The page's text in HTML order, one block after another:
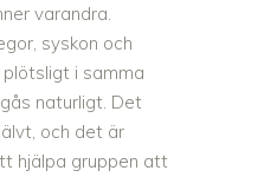
varandra.
syskon och
i samma
naturligt. Det
och det är
hjälpa gruppen att